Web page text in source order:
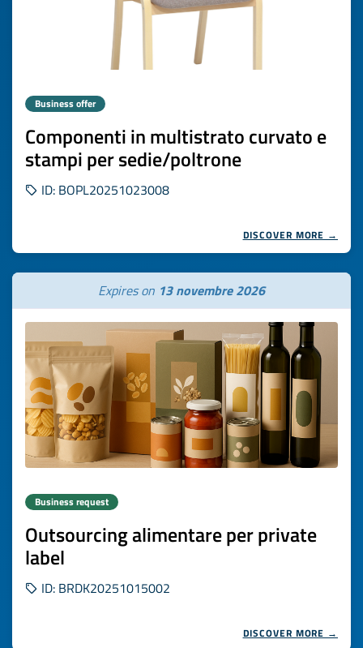
Business offer
Componenti in multistrato curvato e
stampi per sedie/poltrone
ID: BOPL20251023008
DISCOVER MORE →
Expires on 13 novembre 2026
Business request
Outsourcing alimentare per private
label
ID: BRDK20251015002
DISCOVER MORE →